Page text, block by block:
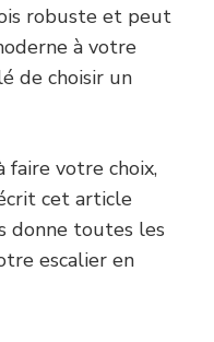
robuste et peut
à votre
de choisir un
faire votre choix,
cet article
donne toutes les
escalier en